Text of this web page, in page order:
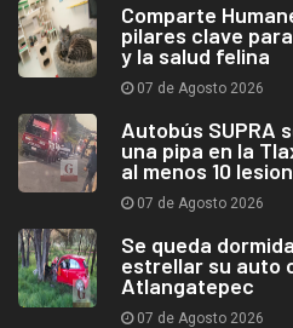
Comparte
pilares clave
y la salud felina
07 de Agosto 2026
Autobús SUPRA
una pipa en la
al menos 10
07 de Agosto 2026
Se queda
estrellar su auto
Atlangatepec
07 de Agosto 2026